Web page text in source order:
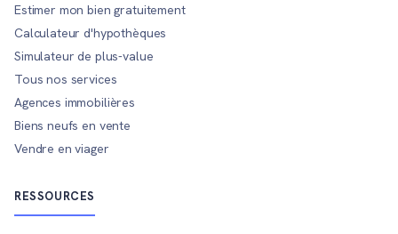
Estimer mon bien gratuitement
Calculateur d'hypothèques
Simulateur de plus-value
Tous nos services
Agences immobilières
Biens neufs en vente
Vendre en viager
RESSOURCES